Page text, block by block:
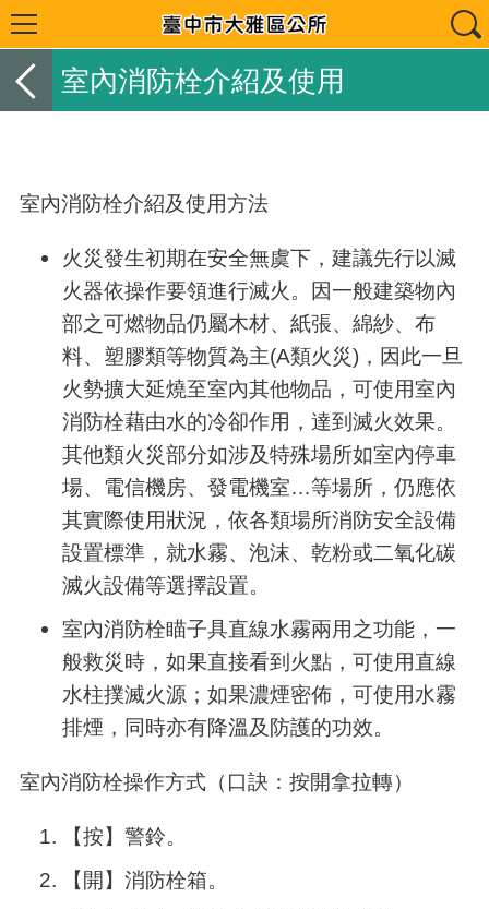
室內消防栓介紹及使用
室內消防栓介紹及使用方法
火災發生初期在安全無虞下，建議先行以滅
火器依操作要領進行滅火。因一般建築物內
部之可燃物品仍屬木材、紙張、綿紗、布
料、塑膠類等物質為主(A類火災)，因此一旦
火勢擴大延燒至室內其他物品，可使用室內
消防栓藉由水的冷卻作用，達到滅火效果。
其他類火災部分如涉及特殊場所如室內停車
場、電信機房、發電機室…等場所，仍應依
其實際使用狀況，依各類場所消防安全設備
設置標準，就水霧、泡沫、乾粉或二氧化碳
滅火設備等選擇設置。
室內消防栓瞄子具直線水霧兩用之功能，一
般救災時，如果直接看到火點，可使用直線
水柱撲滅火源；如果濃煙密佈，可使用水霧
排煙，同時亦有降溫及防護的功效。
室內消防栓操作方式（口訣：按開拿拉轉）
【按】警鈴。
【開】消防栓箱。